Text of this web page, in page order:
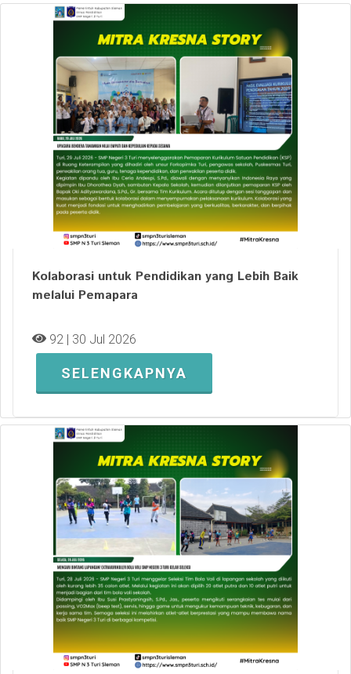
Kolaborasi untuk Pendidikan yang Lebih Baik
melalui Pemapara
92 | 30 Jul 2026
SELENGKAPNYA